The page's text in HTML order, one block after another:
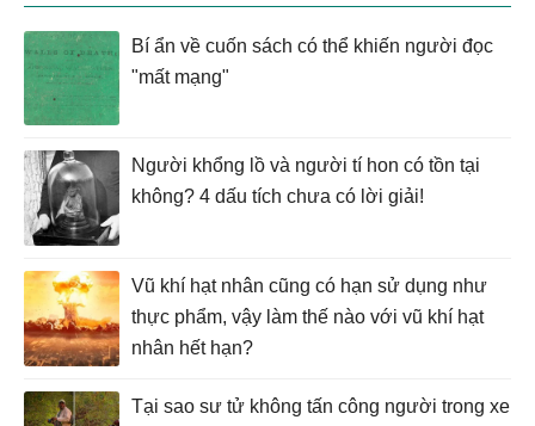
Bí ẩn về cuốn sách có thể khiến người đọc
"mất mạng"
Người khổng lồ và người tí hon có tồn tại
không? 4 dấu tích chưa có lời giải!
Vũ khí hạt nhân cũng có hạn sử dụng như
thực phẩm, vậy làm thế nào với vũ khí hạt
nhân hết hạn?
Tại sao sư tử không tấn công người trong xe